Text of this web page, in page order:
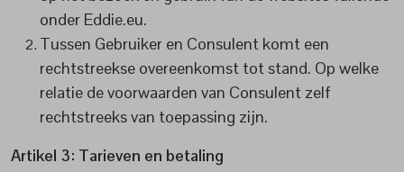
onder Eddie.eu.
Tussen Gebruiker en Consulent komt een
rechtstreekse overeenkomst tot stand. Op welke
relatie de voorwaarden van Consulent zelf
rechtstreeks van toepassing zijn.
Artikel 3: Tarieven en betaling